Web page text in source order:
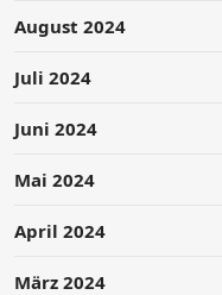
August 2024
Juli 2024
Juni 2024
Mai 2024
April 2024
März 2024